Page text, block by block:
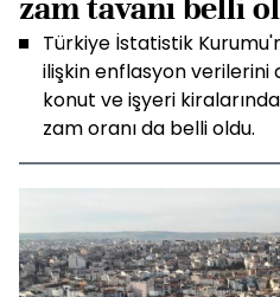
zam tavanı belli
Türkiye İstatistik
ilişkin enflasyon verilerini
konut ve işyeri
zam oranı da belli oldu.